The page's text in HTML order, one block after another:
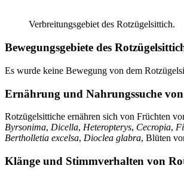
Verbreitungsgebiet des Rotzügelsittich.
Bewegungsgebiete des
Es wurde keine Bewegung von dem
Ernährung und Nahrungssuche
Rotzügelsittiche ernähren sich von Früchten
Byrsonima, Dicella, Heteropterys, Cecropia,
Bertholletia excelsa, Dioclea glabra, Blüten
Klänge und Stimmverhalten von